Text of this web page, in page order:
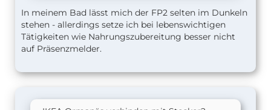
In meinem Bad lässt mich der FP2 selten im Dunkeln
stehen - allerdings setze ich bei lebenswichtigen
Tätigkeiten wie Nahrungszubereitung besser nicht
auf Präsenzmelder.